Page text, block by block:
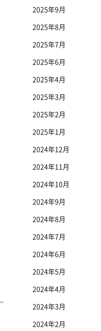
2025年9月
2025年8月
2025年7月
2025年6月
2025年4月
2025年3月
2025年2月
2025年1月
2024年12月
2024年11月
2024年10月
2024年9月
2024年8月
2024年7月
2024年6月
2024年5月
2024年4月
2024年3月
2024年2月